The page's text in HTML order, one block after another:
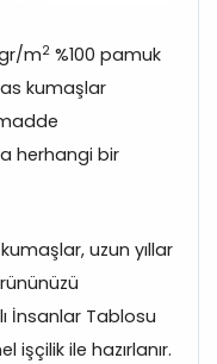
m2 %100 pamuk
kumaşlar
herhangi bir
uzun yıllar
İnsanlar Tablosu
ile hazırlanır.